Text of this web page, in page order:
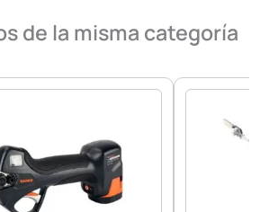
de la misma categoría